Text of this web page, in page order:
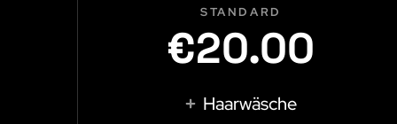
STANDARD
€20.00
Haarwäsche